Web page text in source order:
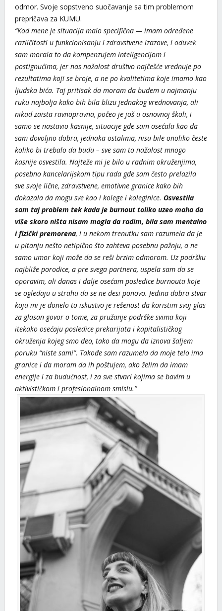
odmor. Svoje sopstveno suočavanje sa tim problemom
prepričava za KUMU.
“Kod mene je situacija malo specifična — imam određene
različitosti u funkcionisanju i zdravstvene izazove, i oduvek
sam morala to da kompenzujem inteligencijom i
postignućima, jer nas nažalost društvo najčešće vrednuje po
rezultatima koji se broje, a ne po kvalitetima koje imamo kao
ljudska bića. Taj pritisak da moram da budem u najmanju
ruku najbolja kako bih bila blizu jednakog vrednovanja, ali
nikad zaista ravnopravna, počeo je još u osnovnoj školi, i
samo se nastavio kasnije, situacije gde sam osećala kao da
sam dovoljno dobra, jednaka ostalima, nisu bile onoliko česte
koliko bi trebalo da budu – sve sam to nažalost mnogo
kasnije osvestila. Najteže mi je bilo u radnim okruženjima,
posebno kancelarijskom tipu rada gde sam često prelazila
sve svoje lične, zdravstvene, emotivne granice kako bih
dokazala da mogu sve kao i kolege i koleginice. Osvestila
sam taj problem tek kada je burnout toliko uzeo maha da
više skoro ništa nisam mogla da radim, bila sam mentalno
i fizički premorena, i u nekom trenutku sam razumela da je
u pitanju nešto netipično što zahteva posebnu pažnju, a ne
samo umor koji može da se reši brzim odmorom. Uz podršku
najbliže porodice, a pre svega partnera, uspela sam da se
oporavim, ali danas i dalje osećam posledice burnouta koje
se ogledaju u strahu da se ne desi ponovo. Jedina dobra stvar
koju mi je donelo to iskustvo je rešenost da koristim svoj glas
za glasan govor o tome, za pružanje podrške svima koji
itekako osećaju posledice prekarijata i kapitalističkog
okruženja kojeg smo deo, tako da mogu da iznova šaljem
poruku “niste sami”. Takođe sam razumela da moje telo ima
granice i da moram da ih poštujem, ako želim da imam
energije i za budućnost, i za sve stvari kojima se bavim u
aktivističkom i profesionalnom smislu.”